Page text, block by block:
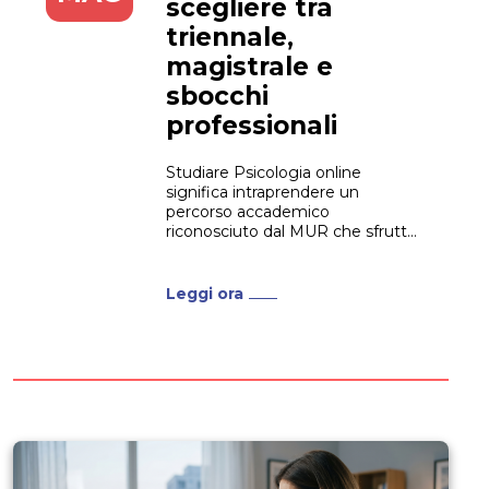
scegliere tra
triennale,
magistrale e
sbocchi
professionali
Studiare Psicologia online
significa intraprendere un
percorso accademico
riconosciuto dal MUR che sfrutta
psicologiche rappresentano una
Leggi ora